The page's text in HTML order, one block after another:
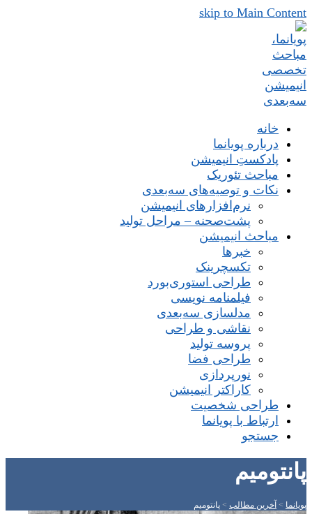
skip to Main Content
خانه
درباره پویانما
پادکستِ انیمیشن
مباحث تئوریک
نکات و توصیه‌های‌ سه‌بعدی
نرم‌افزارهای انیمیشن
پشت‌صحنه – مراحل تولید
مباحث انیمیشن
خبرها
تکسچرینک
طراحی استوری‌بورد
فیلمنامه نویسی
مدلسازی سه‌بعدی
نقاشی و طراحی
پروسه تولید
طراحی فضا
نورپردازی
کاراکتر انیمیشن
طراحی شخصیت
ارتباط با پویانما
جستجو
پانتومیم
پویانما > آخرین مطالب > پانتومیم